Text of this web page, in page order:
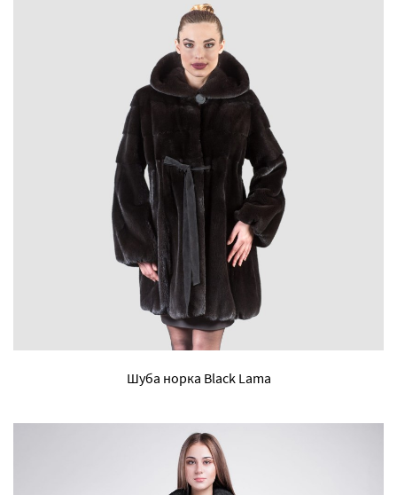
Шуба норка Black Lama